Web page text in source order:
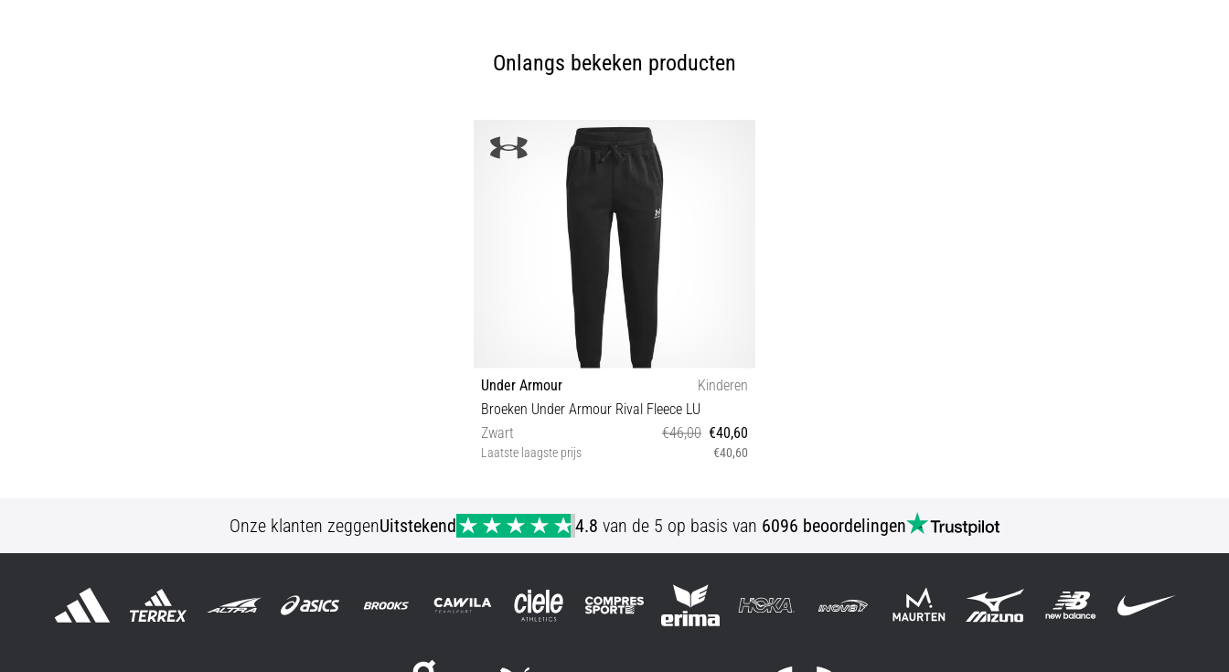
Onlangs bekeken producten
Under Armour
Kinderen
Broeken Under Armour Rival Fleece LU
Zwart
€46,00 €40,60
Laatste laagste prijs €40,60
Onze klanten zeggenUitstekend 4.8 van de 5 op basis van 6096 beoordelingen